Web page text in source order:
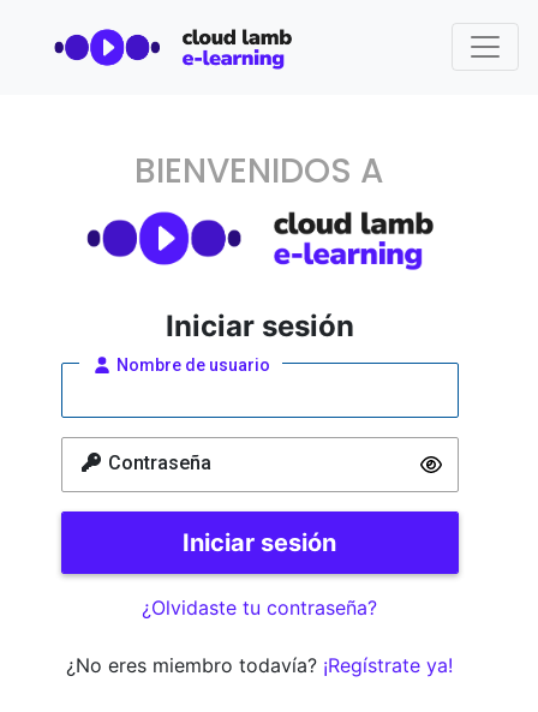
BIENVENIDOS A
Iniciar sesión
Nombre de usuario
Contraseña
¿Olvidaste tu contraseña?
¿No eres miembro todavía? ¡Regístrate ya!